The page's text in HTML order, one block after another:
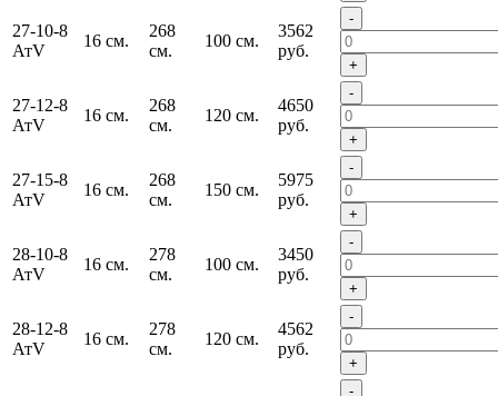
27-10-8
АтV
16 см.
268
см.
100 см.
3562
руб.
-
+
27-12-8
АтV
16 см.
268
см.
120 см.
4650
руб.
-
+
27-15-8
АтV
16 см.
268
см.
150 см.
5975
руб.
-
+
28-10-8
АтV
16 см.
278
см.
100 см.
3450
руб.
-
+
28-12-8
АтV
16 см.
278
см.
120 см.
4562
руб.
-
+
-